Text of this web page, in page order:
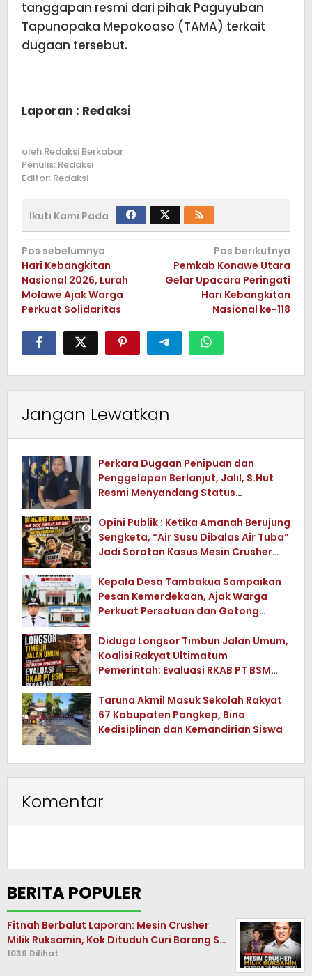
tanggapan resmi dari pihak Paguyuban
Tapunopaka Mepokoaso (TAMA) terkait
dugaan tersebut.
Laporan : Redaksi
oleh Redaksi Berkabar
Penulis: Redaksi
Editor: Redaksi
Ikuti Kami Pada
Navigasi
pos
Pos sebelumnya
Hari Kebangkitan
Nasional 2026, Lurah
Molawe Ajak Warga
Perkuat Solidaritas
Pos berikutnya
Pemkab Konawe Utara
Gelar Upacara Peringati
Hari Kebangkitan
Nasional ke-118
Jangan Lewatkan
Perkara Dugaan Penipuan dan
Penggelapan Berlanjut, Jalil, S.Hut
Resmi Menyandang Status
Opini Publik : Ketika Amanah Berujung
Sengketa, “Air Susu Dibalas Air Tuba”
Jadi Sorotan Kasus Mesin Crusher
Kepala Desa Tambakua Sampaikan
Pesan Kemerdekaan, Ajak Warga
Perkuat Persatuan dan Gotong
Diduga Longsor Timbun Jalan Umum,
Koalisi Rakyat Ultimatum
Pemerintah: Evaluasi RKAB PT BSM
Taruna Akmil Masuk Sekolah Rakyat
67 Kabupaten Pangkep, Bina
Kedisiplinan dan Kemandirian Siswa
Komentar
BERITA POPULER
Fitnah Berbalut Laporan: Mesin Crusher
Milik Ruksamin, Kok Dituduh Curi Barang S…
1039 Dilihat